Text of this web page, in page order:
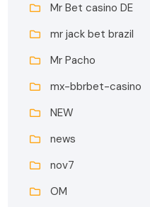
Mr Bet casino DE
mr jack bet brazil
Mr Pacho
mx-bbrbet-casino
NEW
news
nov7
OM